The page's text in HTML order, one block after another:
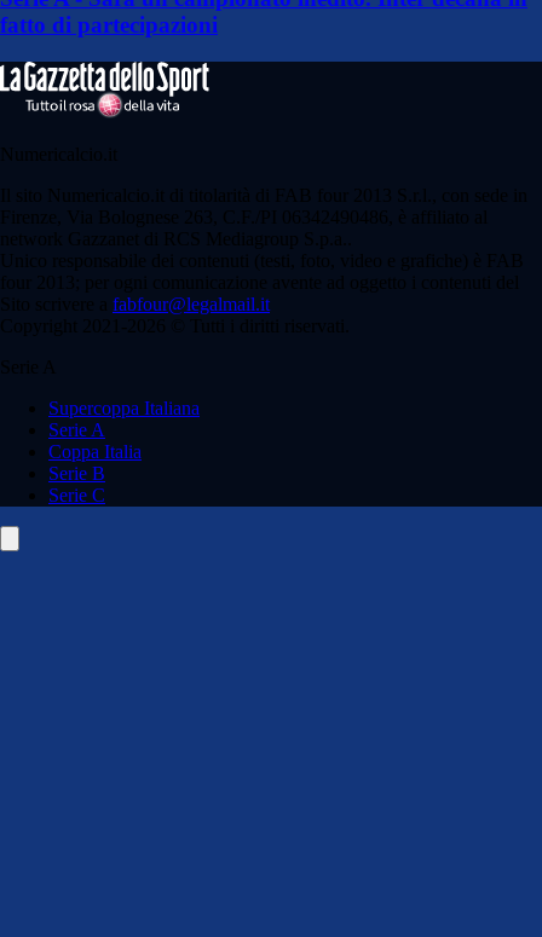
fatto di partecipazioni
Numericalcio.it
Il sito Numericalcio.it di titolarità di FAB four 2013 S.r.l., con sede in
Firenze, Via Bolognese 263, C.F./PI 06342490486, è affiliato al
network Gazzanet di RCS Mediagroup S.p.a..
Unico responsabile dei contenuti (testi, foto, video e grafiche) è FAB
four 2013; per ogni comunicazione avente ad oggetto i contenuti del
Sito scrivere a fabfour@legalmail.it
Copyright 2021-2026 © Tutti i diritti riservati.
Serie A
Supercoppa Italiana
Serie A
Coppa Italia
Serie B
Serie C